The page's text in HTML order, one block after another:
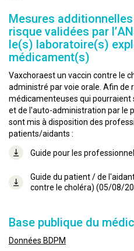
Mesures
risque validées par
le(s) laboratoire(s)
médicament(s)
Vaxchoraest un vaccin contre le
administré par voie orale. Afin de
médicamenteuses qui pourraient
et de l'auto-administration par le
sont mis à disposition des
patients/aidants :
Guide pour les
Guide du patient / de
contre le choléra) (05/08/
Base publique du
Données BDPM